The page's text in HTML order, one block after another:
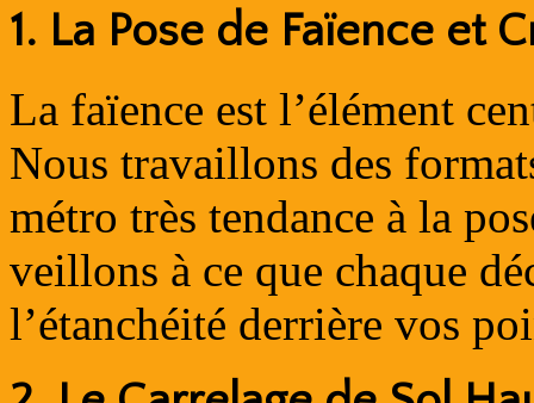
1. La Pose de Faïence et
La faïence est l’élément
Nous travaillons des
métro très tendance à la
veillons à ce que chaque
l’étanchéité derrière vos